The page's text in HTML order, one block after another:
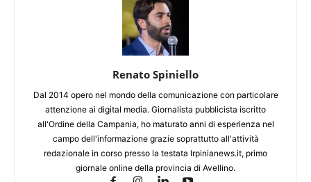
Renato Spiniello
Dal 2014 opero nel mondo della comunicazione con particolare
attenzione ai digital media. Giornalista pubblicista iscritto
all'Ordine della Campania, ho maturato anni di esperienza nel
campo dell'informazione grazie soprattutto all'attività
redazionale in corso presso la testata Irpinianews.it, primo
giornale online della provincia di Avellino.